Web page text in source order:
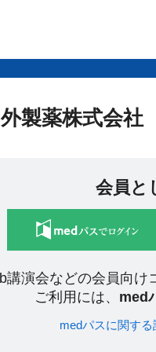
製薬株式会
会員と
講演会などの会員向け
ご利用には、 med
medパスに関す